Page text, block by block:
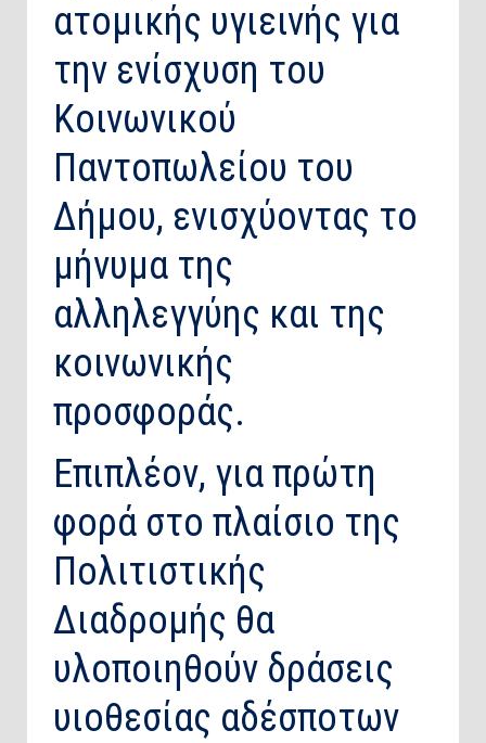
ατομικής υγιεινής για
την ενίσχυση του
Κοινωνικού
Παντοπωλείου του
Δήμου, ενισχύοντας το
μήνυμα της
αλληλεγγύης και της
κοινωνικής
προσφοράς.
Επιπλέον, για πρώτη
φορά στο πλαίσιο της
Πολιτιστικής
Διαδρομής θα
υλοποιηθούν δράσεις
υιοθεσίας αδέσποτων